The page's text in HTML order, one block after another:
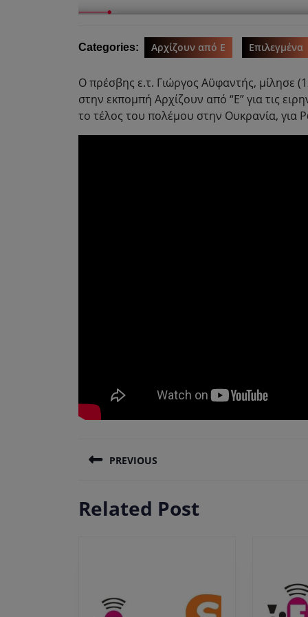
Categories: Αρχίζουν από Ε Επιλεγμένα
O πρέσβης ε.τ. Γιώργος Αϋφαντής, μίλησε
στην εκπομπή Αρχίζουν από “Ε” για τις
το τέλος του πολέμου στην Ουκρανία, για
άρθρων
PREVIOUS
post:
Related Post